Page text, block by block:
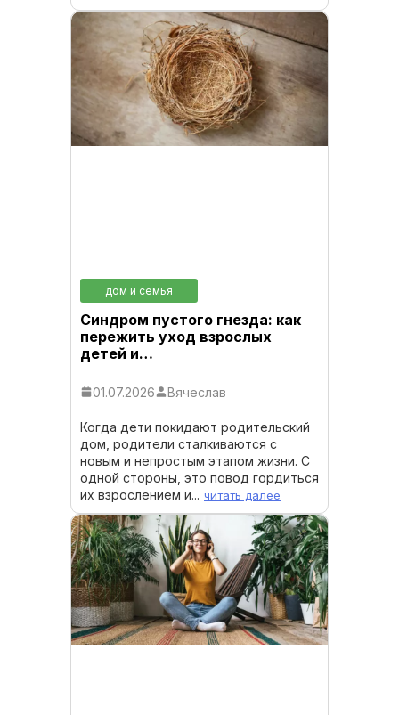
дом и семья
Синдром пустого гнезда: как
пережить уход взрослых
детей и…
01.07.2026 Вячеслав
Когда дети покидают родительский
дом, родители сталкиваются с
новым и непростым этапом жизни. С
одной стороны, это повод гордиться
их взрослением и... читать далее